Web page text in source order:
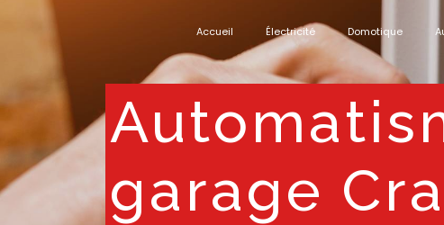
Accueil Électricité Domotique
automatisme de portail et
garage